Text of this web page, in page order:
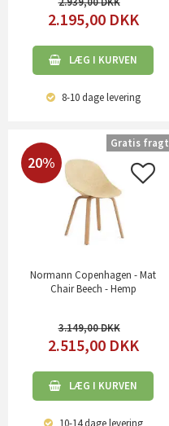
2.195,00 DKK
LÆG I KURVEN
8-10 dagelevering
20%
Normann Copenhagen - Mat
Chair Beech - Hemp
3.149,00
2.515,00 DKK
LÆG I KURVEN
10-14 dagelevering
Gratis fragt